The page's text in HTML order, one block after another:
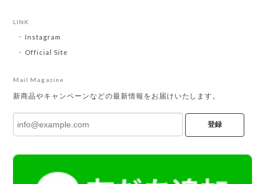
LINK
Instagram
Official Site
Mail Magazine
新商品やキャンペーンなどの最新情報をお届けいたします。
登録